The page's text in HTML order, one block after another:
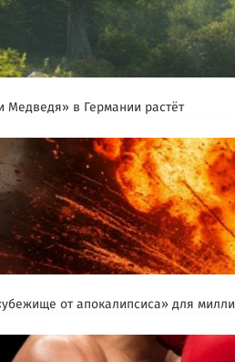
в Германии растёт
от апокалипсиса» для